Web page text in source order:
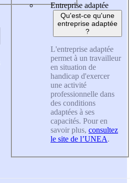
Entreprise adaptée
Qu'est-ce qu'une
entreprise adaptée
?
L'entreprise adaptée
permet à un travailleur
en situation de
handicap d'exercer
une activité
professionnelle dans
des conditions
adaptées à ses
capacités. Pour en
savoir plus, consultez
le site de l’UNEA.